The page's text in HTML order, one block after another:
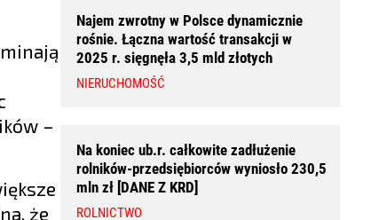
–
że
Najem zwrotny w Polsce dynamicznie
rośnie. Łączna wartość transakcji w
2025 r. sięgnęła 3,5 mld złotych
NIERUCHOMOŚĆ
Na koniec ub.r. całkowite zadłużenie
rolników-przedsiębiorców wyniosło 230,5
mln zł [DANE Z KRD]
ROLNICTWO